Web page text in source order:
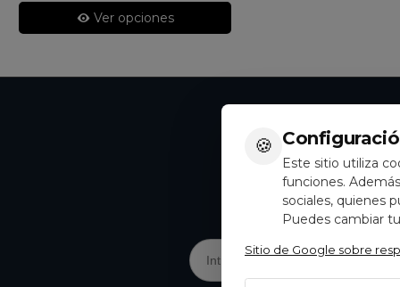
🍪
Este sitio utiliza
funciones.
sociales, quienes
Puedes cambiar
Sitio de Google sobre
Ver opciones
Accede a